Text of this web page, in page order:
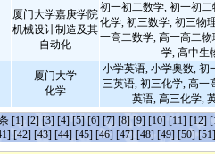
厦门大学嘉庚学院
机械设计制造及其
自动化
初一初二数学, 初一初
化学, 初三数学, 初三物
一高二数学, 高一高二
学, 高中生
厦门大学
化学
小学英语, 小学奥数, 初
三英语, 初三化学, 高一
英语, 高三化学,
[1] [2] [3] [4] [5] [6] [7] [8] [9] [10] [11] [12]
[42] [43] [44] [45] [46] [47] [48] [49] [50] [51]